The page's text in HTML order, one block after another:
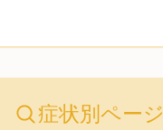
症状別ページ